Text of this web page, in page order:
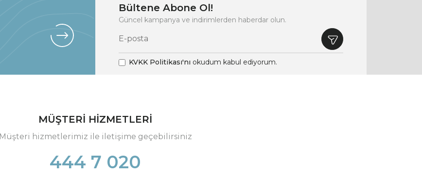
Bültene Abone Ol!
Güncel kampanya ve indirimlerden haberdar olun.
KVKK Politikası'nı okudum kabul ediyorum.
MÜŞTERİ HİZMETLERİ
Müşteri hizmetlerimiz ile iletişime geçebilirsiniz
444 7 020